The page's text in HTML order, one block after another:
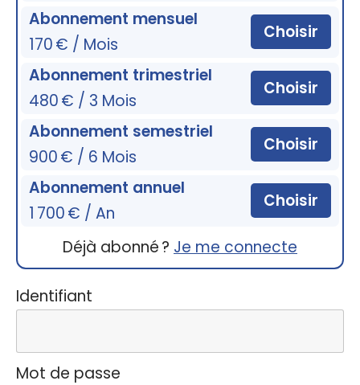
Abonnement mensuel
170 € / Mois
Choisir
Abonnement trimestriel
480 € / 3 Mois
Choisir
Abonnement semestriel
900 € / 6 Mois
Choisir
Abonnement annuel
1 700 € / An
Choisir
Déjà abonné ? Je me connecte
Identifiant
Mot de passe